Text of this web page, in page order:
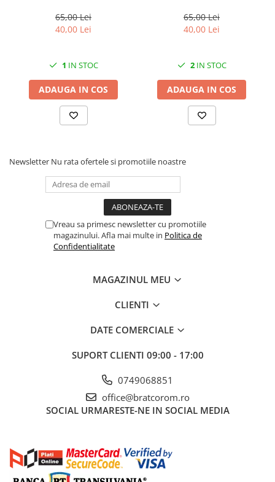
65,00 Lei
40,00 Lei
1 IN STOC
ADAUGA IN COS
65,00 Lei
40,00 Lei
2IN STOC
ADAUGA IN COS
Newsletter Nu rata ofertele si promotiile noastre
Vreau sa primesc newsletter cu promotiile
magazinului. Afla mai multe in Politica de
Confidentialitate
MAGAZINUL MEU
CLIENTI
DATE COMERCIALE
SUPORT CLIENTI 09:00 - 17:00
0749068851
office@bratcorom.ro
SOCIAL URMARESTE-NE IN SOCIAL MEDIA